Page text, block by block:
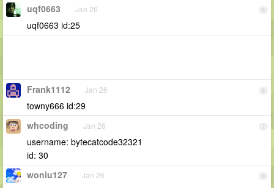
5
uqf0663 Jan 26
uqf0663 id:25
6
Frank1112 Jan 26
towny666 id:29
7
whcoding Jan 26
username: bytecatcode32321
id: 30
8
woniu127 Jan 26